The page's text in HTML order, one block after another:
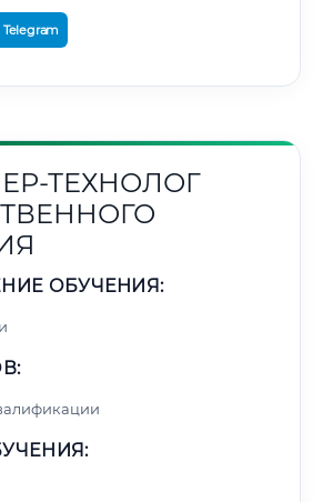
Telegram
ТЕХНОЛОГ
ОБУЧЕНИЯ: